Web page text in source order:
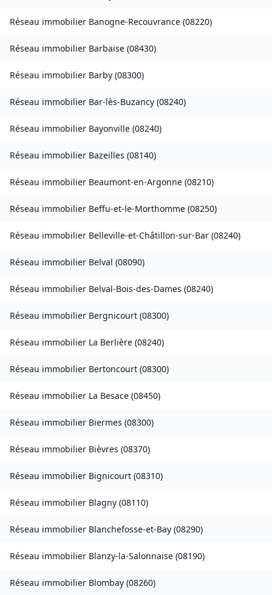
Réseau immobilier Banogne-Recouvrance (08220)
Réseau immobilier Barbaise (08430)
Réseau immobilier Barby (08300)
Réseau immobilier Bar-lès-Buzancy (08240)
Réseau immobilier Bayonville (08240)
Réseau immobilier Bazeilles (08140)
Réseau immobilier Beaumont-en-Argonne (08210)
Réseau immobilier Beffu-et-le-Morthomme (08250)
Réseau immobilier Belleville-et-Châtillon-sur-Bar (08240)
Réseau immobilier Belval (08090)
Réseau immobilier Belval-Bois-des-Dames (08240)
Réseau immobilier Bergnicourt (08300)
Réseau immobilier La Berlière (08240)
Réseau immobilier Bertoncourt (08300)
Réseau immobilier La Besace (08450)
Réseau immobilier Biermes (08300)
Réseau immobilier Bièvres (08370)
Réseau immobilier Bignicourt (08310)
Réseau immobilier Blagny (08110)
Réseau immobilier Blanchefosse-et-Bay (08290)
Réseau immobilier Blanzy-la-Salonnaise (08190)
Réseau immobilier Blombay (08260)